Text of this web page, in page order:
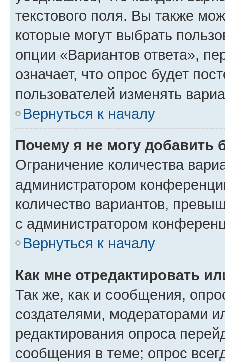
текстового поля. Вы также
которые могут выбрать
опции «Вариантов ответа»,
означает, что опрос будет
пользователей изменять
Вернуться к началу
Почему я не могу добавить
Ограничение количества
администратором
количество вариантов,
с администратором
Вернуться к началу
Как мне отредактировать
Так же, как и сообщения,
создателями, модераторами
редактирования опроса
сообщения в теме; опрос